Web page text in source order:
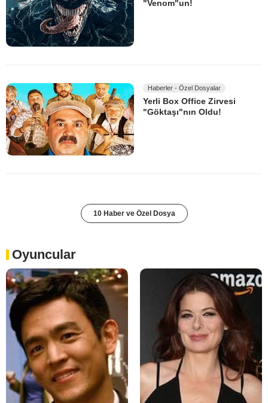
"Venom"un!
Haberler - Özel Dosyalar
Yerli Box Office Zirvesi
"Göktaşı"nın Oldu!
10 Haber ve Özel Dosya
Oyuncular